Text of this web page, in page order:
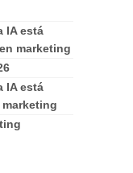
IA está
marketing
IA está